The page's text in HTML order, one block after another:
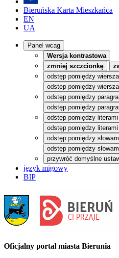
Bieruńska Karta Mieszkańca
EN
UA
Panel wcag
Wersja kontrastowa
zmniej szczcionkę
odstęp pomiędzy
odstęp pomiędzy
odstęp pomiędzy
odstęp pomiędzy
odstęp pomiędzy
odstęp pomiędzy
odstęp pomiędzy
odstęp pomiędzy
przywróć domyślne
język migowy
BIP
Oficjalny portal miasta Bierunia